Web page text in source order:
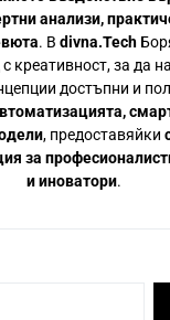
анализи,
. В divna.Tech
креативност, за да
достъпни и
, предоставяйки
за
и иноватори.